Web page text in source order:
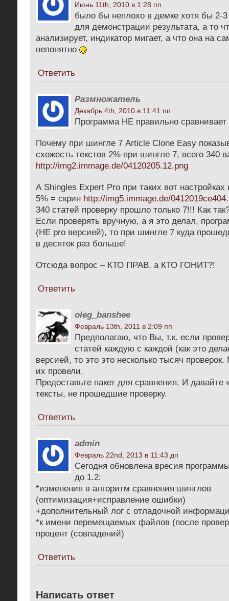
Июнь 11th, 2010 в 1:28 пп
было бы неплохо в демке хотя бы 2-3
для демонстрации результата, а то
анализирует, индикатор мигает, а что она на
непонятно
Ответить
Размножатель
Декабрь 4th, 2010 в 11:41 пп
Программа НЕ правильно сравнивает
Почему при шингле 7 Article Clone Easy
схожесть текстов 2% при шингле 7, всего 340
http://img2.immage.de/04120205.12.png
А Shingles Expert Pro при таких вот
5% = скрин http://img5.immage.de/
340 статей проверку прошло только 7!!! Как
Если проверять вручную, а я это делал,
(НЕ pro версией), то при шингле 7 куда
в десяток раз больше!
Отсюда вопрос – КТО ПРАВ, а КТО ГОНИТ?!
Ответить
oleg_banshee
Февраль 13th, 2011 в 2:09 пп
Предполагаю, что Вы, т.к. если
статей каждую с каждой (как это
версией, то это это несколько тысяч
их провели.
Предоставьте пакет для сравнения. И
тексты, не прошедшие проверку.
Ответить
admin
Февраль 22nd, 2013 в 11:43 дп
Сегодня обновлена вресия
до 1.2:
*изменения в алгоритм сравнения шинглов
(оптимизация+исправление ошибки)
+дополнительный лог с отладочной
*к имени перемещаемых файлов (после
процент (совпадений)
Ответить
Написать ответ